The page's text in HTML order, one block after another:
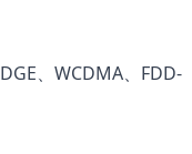
、WCDMA、FDD-